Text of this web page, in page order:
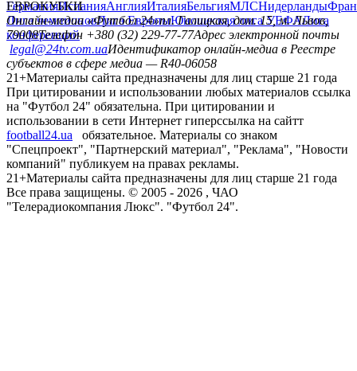
ГерманияИспанияАнглияИталияБельгияМЛСНидерланды
ЕВРОКУБКИ
Лига чемпионовЛига ЕвропыЮношеская лига УЕФАЛига
конференций
Онлайн-медиа «Футбол 24»пл. Галицкая, дом. 15, м. Львов,
79008Телефон +380 (32) 229-77-77Адрес электронной почты
legal@24tv.com.uaИдентификатор онлайн-медиа в Реестре
субъектов в сфере медиа — R40-06058
21+Материалы сайта предназначены для лиц старше 21 года
При цитировании и использовании любых материалов ссылка
на "Футбол 24" обязательна. При цитировании и
использовании в сети Интернет гиперссылка на сайтт
football24.ua
обязательное. Материалы со знаком
"Спецпроект", "Партнерский материал", "Реклама", "Новости
компаний" публикуем на правах рекламы.
21+Материалы сайта предназначены для лиц старше 21 года
Все права защищены. © 2005 - 2026 , ЧАО
"Телерадиокомпания Люкс". "Футбол 24".